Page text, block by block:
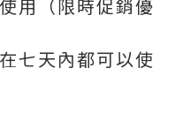
用（限時促銷優
七天內都可以使